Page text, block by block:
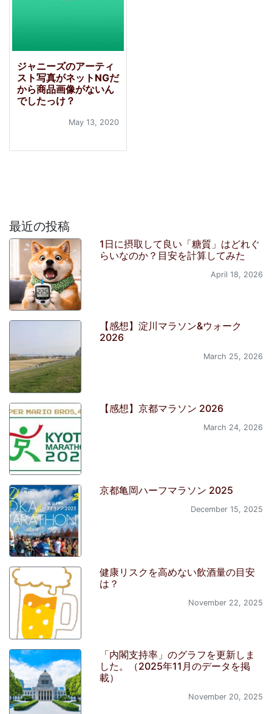
ジャニーズのアーティ
スト写真がネットNGだ
から商品画像がないん
でしたっけ？
May 13, 2020
最近の投稿
1日に摂取して良い「糖質」はどれぐ
らいなのか？目安を計算してみた
April 18, 2026
【感想】淀川マラソン&ウォーク
2026
March 25, 2026
【感想】京都マラソン 2026
March 24, 2026
京都亀岡ハーフマラソン 2025
December 15, 2025
健康リスクを高めない飲酒量の目安
は？
November 22, 2025
「内閣支持率」のグラフを更新しま
した。（2025年11月のデータを掲
載）
November 20, 2025